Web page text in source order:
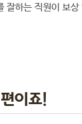
잘하는 직원이 보
이죠!